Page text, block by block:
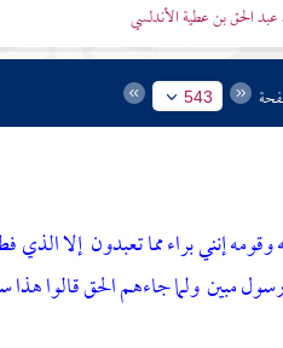
الحق بن عطية الأندلسي
543
إنني براء مما تعبدون إلا الذي
مبينولما جاءهم الحق قالوا هذا